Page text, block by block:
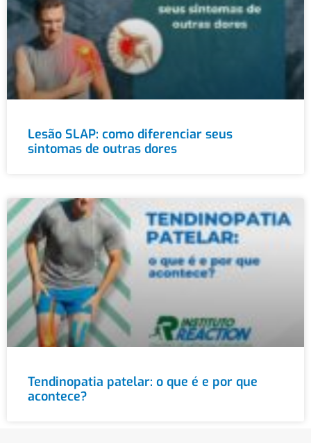
Lesão SLAP: como diferenciar seus
sintomas de outras dores
Tendinopatia patelar: o que é e por que
acontece?